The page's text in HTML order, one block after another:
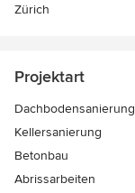
Zürich
Projektart
Dachbodensanierung
Kellersanierung
Betonbau
Abrissarbeiten